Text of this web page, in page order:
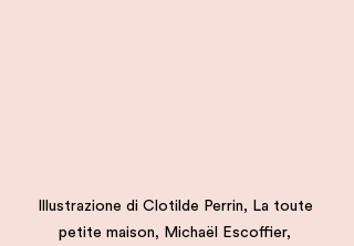
Illustrazione di Clotilde Perrin, La toute
petite maison, Michaël Escoffier,